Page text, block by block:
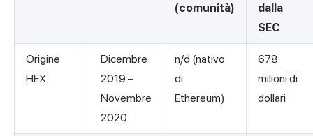
(comunità)
dalla
SEC
Origine
HEX
Dicembre
2019 –
Novembre
2020
n/d (nativo
di
Ethereum)
678
milioni di
dollari